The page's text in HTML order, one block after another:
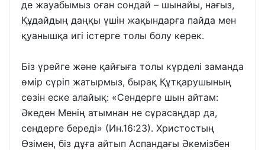
де жауабымыз оған сондай – шынайы, нағыз,
Құдайдың даңқы үшін жақындарға пайда мен
қуанышқа игі істерге толы болу керек.
Біз үрейге және қайғыға толы күрделі заманда
өмір сүріп жатырмыз, бырақ Құтқарушының
сөзін еске алайық: «Сендерге шын айтам:
Әкеден Менің атымнан не сұрасаңдар да,
сендерге береді» (Ин.16:23). Христостың
Өзімен, біз дұға айтып Аспандағы Әкемізбен